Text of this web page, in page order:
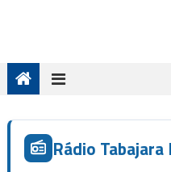
Rádio Tabajara